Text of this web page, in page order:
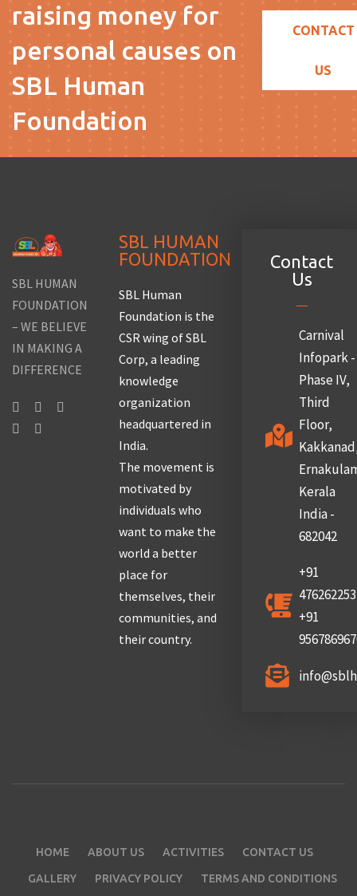
raising money for
personal causes on
SBL Human
Foundation
CONTACT
US
SBL HUMAN
FOUNDATION
– WE BELIEVE
IN MAKING A
DIFFERENCE
SBL HUMAN
FOUNDATION
SBL Human
Foundation is the
CSR wing of SBL
Corp, a leading
knowledge
organization
headquartered in
India.
The movement is
motivated by
individuals who
want to make the
world a better
place for
themselves, their
communities, and
their country.
Contact
Us
Carnival
Infopark -
Phase IV,
Third
Floor,
Kerala
India -
682042
+91
+91
HOME ABOUT US ACTIVITIES CONTACT US
GALLERY PRIVACY POLICY TERMS AND CONDITIONS